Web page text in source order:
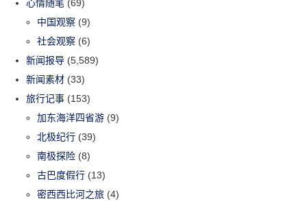
心情随笔 (69)
中国观察 (9)
社会观察 (6)
新闻报导 (5,589)
新闻素材 (33)
旅行记事 (153)
加东海洋四省游 (9)
北极纪行 (39)
南极探险 (8)
古巴度假行 (13)
密西西比河之旅 (4)